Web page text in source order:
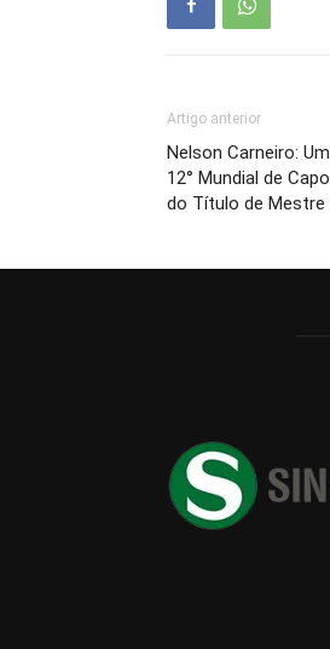
Artigo anterior
Nelson Carneiro:
12° Mundial de
do Título de Mestre